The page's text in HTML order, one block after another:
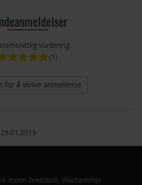
vurdering:
(1)
for å skrive anmeldelse
29.01.2019
innen brettspill, Warhammer